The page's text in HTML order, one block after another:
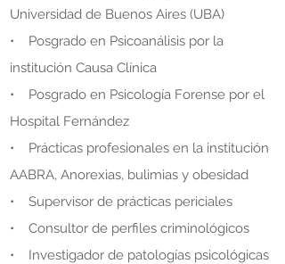
Universidad de Buenos Aires (UBA)
• Posgrado en Psicoanálisis por la
institución Causa Clínica
• Posgrado en Psicología Forense por el
Hospital Fernández
• Prácticas profesionales en la institución
AABRA, Anorexias, bulimias y obesidad
• Supervisor de prácticas periciales
• Consultor de perfiles criminológicos
• Investigador de patologías psicológicas